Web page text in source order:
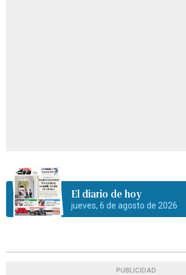
El diario de hoy
jueves, 6 de agosto de 2026
PUBLICIDAD